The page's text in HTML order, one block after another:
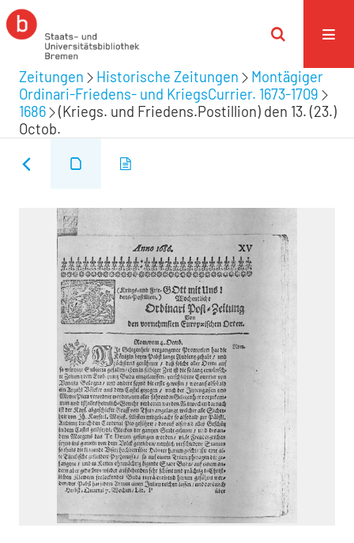
Zeitungen Historische Zeitungen
Montägiger
Ordinari-Friedens- und KriegsCurrier. 1673-1709
1686
(Kriegs. und Friedens.Postillion) den 13. (23.)
Octob.